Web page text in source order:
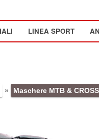
LINEA SPORT
» Maschere MTB & CROSS